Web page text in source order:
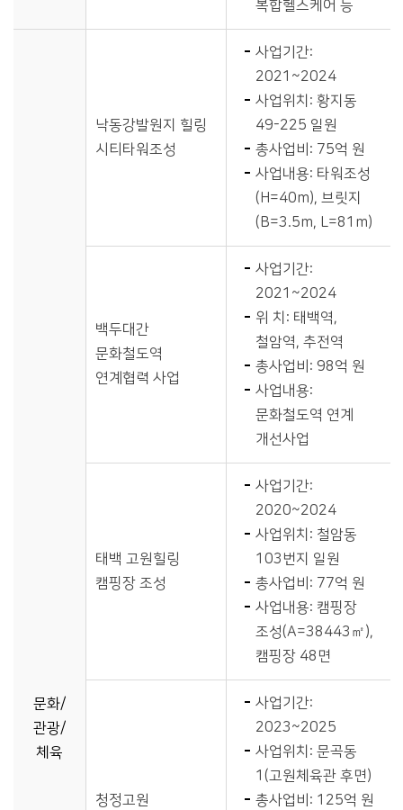
복합헬스케어 등
문화/
관광/
체육
낙동강발원지 힐링
시티타워조성
사업기간:
2021~2024
사업위치: 황지동
49-225 일원
총사업비: 75억 원
사업내용: 타워조성
(H=40m), 브릿지
(B=3.5m, L=81m)
백두대간
문화철도역
연계협력 사업
사업기간:
2021~2024
위 치: 태백역,
철암역, 추전역
총사업비: 98억 원
사업내용:
문화철도역 연계
개선사업
태백 고원힐링
캠핑장 조성
사업기간:
2020~2024
사업위치: 철암동
103번지 일원
총사업비: 77억 원
사업내용: 캠핑장
조성(A=38443㎡),
캠핑장 48면
청정고원
사업기간:
2023~2025
사업위치: 문곡동
1(고원체육관 후면)
총사업비: 125억 원